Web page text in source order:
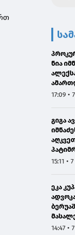
ნია
17:09 •
გიგა
15:11 •
ეკა
წერია
14:47 •